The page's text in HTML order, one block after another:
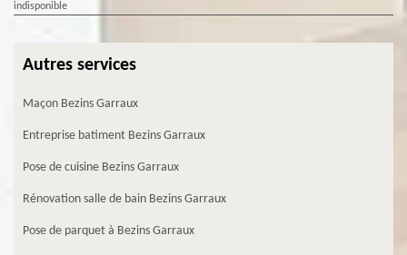
indisponible
Autres services
Maçon Bezins Garraux
Entreprise batiment Bezins Garraux
Pose de cuisine Bezins Garraux
Rénovation salle de bain Bezins Garraux
Pose de parquet à Bezins Garraux